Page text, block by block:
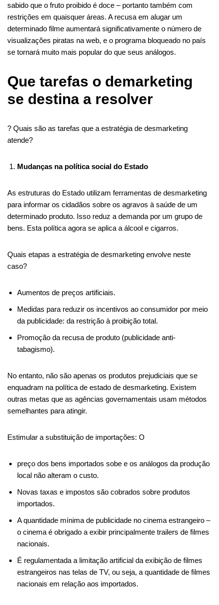
sabido que o fruto proibido é doce – portanto também com
restrições em quaisquer áreas. A recusa em alugar um
determinado filme aumentará significativamente o número de
visualizações piratas na web, e o programa bloqueado no país
se tornará muito mais popular do que seus análogos.
Que tarefas o demarketing
se destina a resolver
? Quais são as tarefas que a estratégia de desmarketing
atende?
Mudanças na política social do Estado
As estruturas do Estado utilizam ferramentas de desmarketing
para informar os cidadãos sobre os agravos à saúde de um
determinado produto. Isso reduz a demanda por um grupo de
bens. Esta política agora se aplica a álcool e cigarros.
Quais etapas a estratégia de desmarketing envolve neste
caso?
Aumentos de preços artificiais.
Medidas para reduzir os incentivos ao consumidor por meio
da publicidade: da restrição à proibição total.
Promoção da recusa de produto (publicidade anti-
tabagismo).
No entanto, não são apenas os produtos prejudiciais que se
enquadram na política de estado de desmarketing. Existem
outras metas que as agências governamentais usam métodos
semelhantes para atingir.
Estimular a substituição de importações: O
preço dos bens importados sobe e os análogos da produção
local não alteram o custo.
Novas taxas e impostos são cobrados sobre produtos
importados.
A quantidade mínima de publicidade no cinema estrangeiro –
o cinema é obrigado a exibir principalmente trailers de filmes
nacionais.
É regulamentada a limitação artificial da exibição de filmes
estrangeiros nas telas de TV, ou seja, a quantidade de filmes
nacionais em relação aos importados.